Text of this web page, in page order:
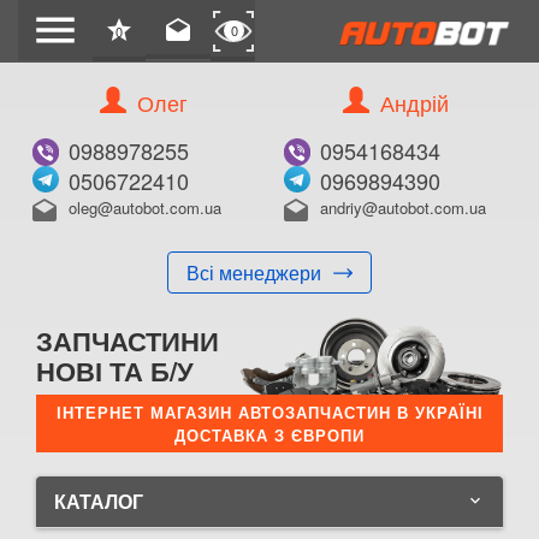
menu star
0 drafts 0
Олег
0988978255
0506722410
drafts oleg@autobot.com.ua
Всі менеджери
Андрій
0954168434
0969894390
drafts andriy@autobot.com.ua
ЗАПЧАСТИНИ
НОВІ ТА Б/У
ІНТЕРНЕТ МАГАЗИН АВТОЗАПЧАСТИН В УКРАЇНІ
ДОСТАВКА З ЄВРОПИ
КАТАЛОГ keyboard_arrow_down